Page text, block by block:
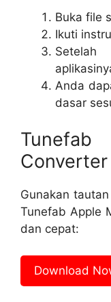
Buka file
Ikuti
Setelah
Anda
dasar
Gunakan
Tunefab Apple
dan cepat:
Download